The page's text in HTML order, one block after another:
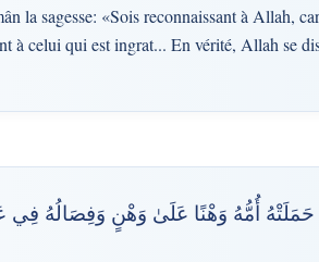
la sagesse: «Sois reconnaissant à Allah,
à celui qui est ingrat... En vérité, Allah se
حَمَلَتْهُ أُمُّهُ وَهْنًا عَلَىٰ وَهْنٍ وَفِصَالُهُ